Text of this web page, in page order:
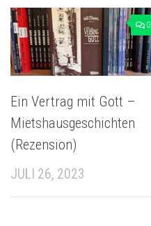
0
Ein Vertrag mit Gott –
Mietshausgeschichten
(Rezension)
JULI 26, 2023